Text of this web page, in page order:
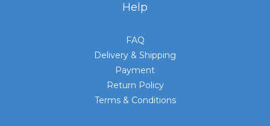
Help
FAQ
Delivery & Shipping
Payment
Return Policy
Terms & Conditions